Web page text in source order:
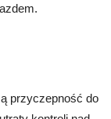
przyczepność do